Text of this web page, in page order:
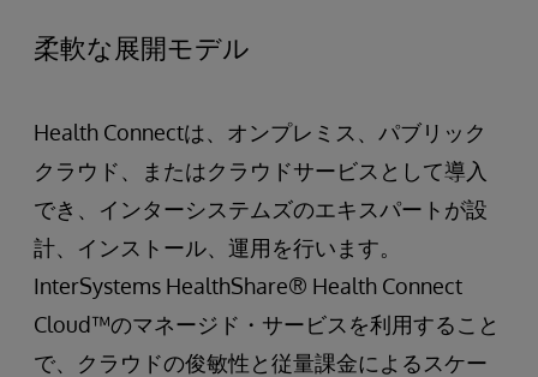
柔軟な展開モデル
Health Connectは、オンプレミス、パブリック
クラウド、またはクラウドサービスとして導入
でき、インターシステムズのエキスパートが設
計、インストール、運用を行います。
InterSystems HealthShare® Health Connect
Cloud™のマネージド・サービスを利用すること
で、クラウドの俊敏性と従量課金によるスケー